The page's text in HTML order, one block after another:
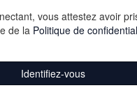
vous attestez avoir
de la Politique de
Identifiez-vous